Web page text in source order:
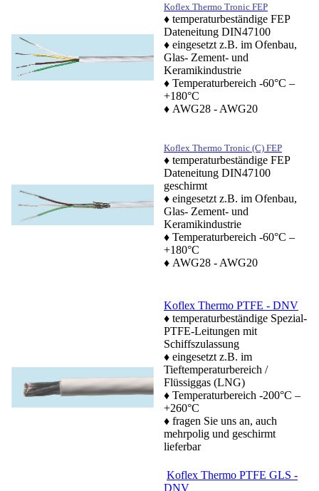
Koflex Thermo Tronic FEP
♦ temperaturbeständige FEP
Dateneitung DIN47100
♦ eingesetzt z.B. im Ofenbau,
Glas- Zement- und
Keramikindustrie
♦ Temperaturbereich -60°C –
+180°C
♦ AWG28 - AWG20
Koflex Thermo Tronic (C) FEP
♦ temperaturbeständige FEP
Dateneitung DIN47100
geschirmt
♦ eingesetzt z.B. im Ofenbau,
Glas- Zement- und
Keramikindustrie
♦ Temperaturbereich -60°C –
+180°C
♦ AWG28 - AWG20
Koflex Thermo PTFE - DNV
♦ temperaturbeständige Spezial-
PTFE-Leitungen mit
Schiffszulassung
♦ eingesetzt z.B. im
Tieftemperaturbereich /
Flüssiggas (LNG)
♦ Temperaturbereich -200°C –
+260°C
♦ fragen Sie uns an, auch
mehrpolig und geschirmt
lieferbar
Koflex Thermo PTFE GLS -
DNV